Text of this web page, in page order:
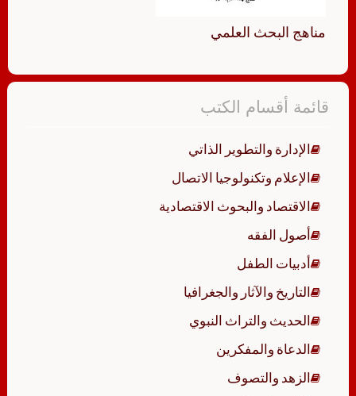
مناهج البحث العلمي
قائمة أقسام الكتب
الإدارة والتطوير الذاتي
الإعلام وتكنولوجيا الاتصال
الاقتصاد والبحوث الاقتصادية
أصول الفقه
أدبيات الطفل
التاريخ والآثار والجغرافيا
الحديث والتراث النبوي
الدعاة والمفكرين
الزهد والتصوف